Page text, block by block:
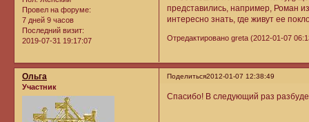
Провел на форуме:
7 дней 9 часов
Последний визит:
2019-07-31 19:17:07
представились, например, Роман
интересно знать, где живут ее
Отредактировано greta (2012-01-07
Поделиться2012-01-07 12:38:49
Ольга
Участник
Cпасибо! В следующий раз